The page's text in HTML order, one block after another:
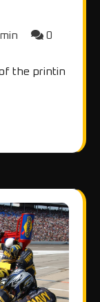
0
the printin